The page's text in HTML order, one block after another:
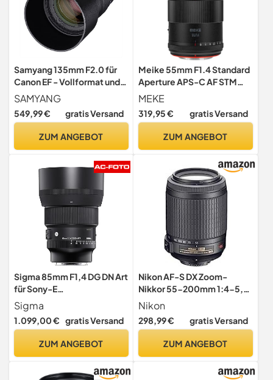
Samyang 135mm F2.0 für
Canon EF - Vollformat und
APS-C Teleobjektiv
Festbrennweite für Canon
Kamera mit EF/ EF-S
Canon EOS-1D X Mark III, 6D
SAMYANG
549,99 € gratis Versand
ZUM ANGEBOT
Meike 55mm F1.4 Standard
Aperture APS-C AF STM
(Stepper Motor) Lens
Autofocus Prime Portrait
Lenses for Fujifilm X Mount
XT10 XT20 XT30 X-A2 X30
MEKE
319,95 € gratis Versand
ZUM ANGEBOT
Sigma 85mm F1,4 DG DN Art
für Sony-E
Objektivbajonett
Sigma
1.099,00 € gratis Versand
ZUM ANGEBOT
Nikon AF-S DX Zoom-
Nikkor 55-200mm 1:4-5,6
G IF-ED VR Objektiv (52mm
Filtergewinde, bildstab.)
schwarz
Nikon
298,99 € gratis Versand
ZUM ANGEBOT